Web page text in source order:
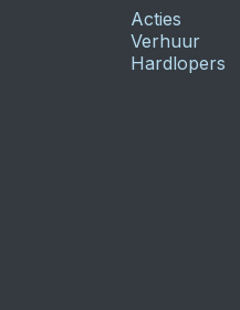
Acties
Verhuur
Hardlopers